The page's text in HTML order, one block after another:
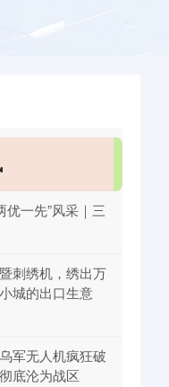
优一先”风采｜三
刺绣机，绣出万
城的出口生意
军无人机疯狂破
底沦为战区